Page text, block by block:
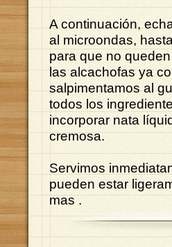
A continuación,
al microondas,
para que no
las alcachofas ya
salpimentamos al
todos los
incorporar nata
cremosa.
Servimos
pueden estar
mas .